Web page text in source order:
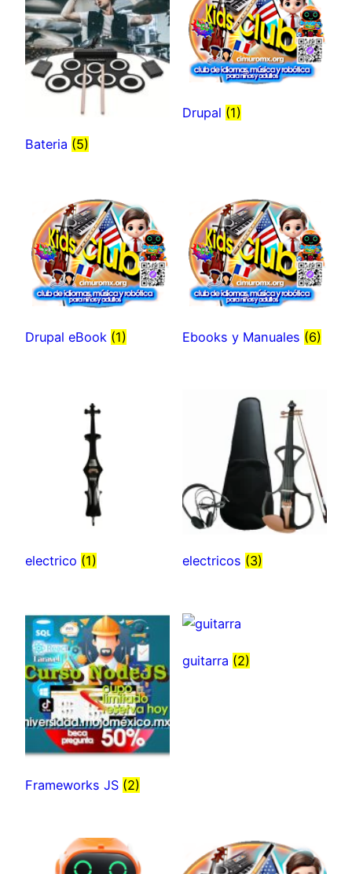
Bateria (5)
Drupal (1)
Drupal eBook (1) Ebooks y Manuales (6)
electrico (1) electricos (3)
Frameworks JS (2)
guitarra (2)